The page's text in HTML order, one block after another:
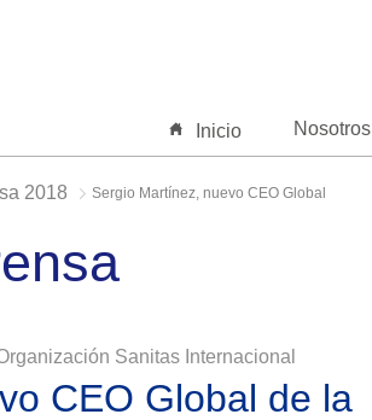
Inicio Nosotros
2018 Sergio Martínez, nuevo CEO Global
Sanitas Internacional
CEO Global de la